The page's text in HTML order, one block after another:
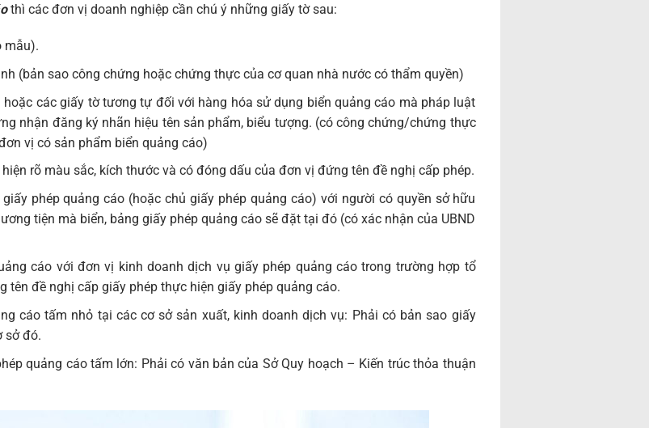
thì các đơn vị doanh nghiệp cần chú ý những giấy tờ sau:
mẫu).
(bản sao công chứng hoặc chứng thực của cơ quan nhà nước có thẩm quyền)
các giấy tờ tương tự đối với hàng hóa sử dụng biển quảng cáo mà pháp luật
nhận đăng ký nhãn hiệu tên sản phẩm, biểu tượng. (có công chứng/chứng thực
vị có sản phẩm biển quảng cáo)
hiện rõ màu sắc, kích thước và có đóng dấu của đơn vị đứng tên đề nghị cấp phép.
phép quảng cáo (hoặc chủ giấy phép quảng cáo) với người có quyền sở hữu
tiện mà biển, bảng giấy phép quảng cáo sẽ đặt tại đó (có xác nhận của UBND
cáo với đơn vị kinh doanh dịch vụ giấy phép quảng cáo trong trường hợp tổ
đề nghị cấp giấy phép thực hiện giấy phép quảng cáo.
cáo tấm nhỏ tại các cơ sở sản xuất, kinh doanh dịch vụ: Phải có bản sao giấy
sở đó.
quảng cáo tấm lớn: Phải có văn bản của Sở Quy hoạch – Kiến trúc thỏa thuận